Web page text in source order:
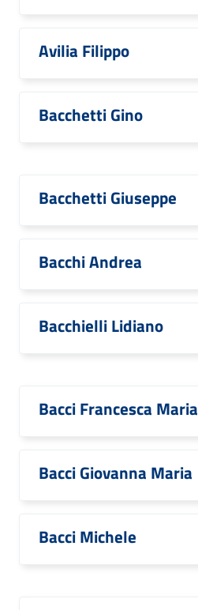
Avilia Filippo
Bacchetti Gino
Bacchetti Giuseppe
Bacchi Andrea
Bacchielli Lidiano
Bacci Francesca Maria
Bacci Giovanna Maria
Bacci Michele